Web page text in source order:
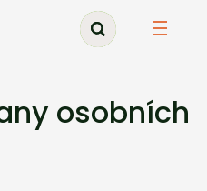
osobních